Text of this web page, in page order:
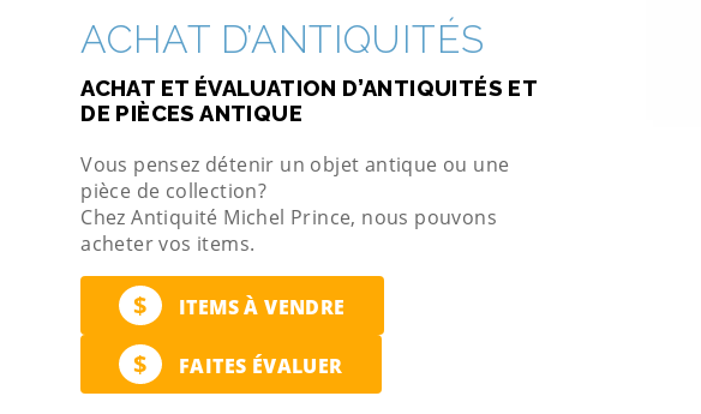
ACHAT D’ANTIQUITÉS
ACHAT ET ÉVALUATION D’ANTIQUITÉS ET
DE PIÈCES ANTIQUE
Vous pensez détenir un objet antique ou une
pièce de collection?
Chez Antiquité Michel Prince, nous pouvons
acheter vos items.
$ ITEMS À VENDRE
$ FAITES ÉVALUER